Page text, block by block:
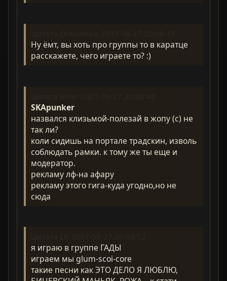
Ну ёмт, вы хоть про группы то в каратце
расскажете, чего играете то? :)
SKApunker
назвался клизьмой-полезай в жопу (с) не
так ли?
коли сидишь на портале традскин, изволь
соблюдать рамки. к тому же ты еще и
модератор.
рекламу лф-на афару
рекламу этого гига-куда угодно,но не
сюда
я играю в группе ГАДЫ
играем мы glum-scoi-core
такие песни как ЭТО ДЕЛО Я ЛЮБЛЮ,